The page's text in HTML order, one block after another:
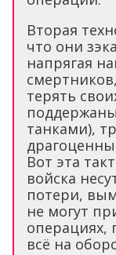
Вторая
что они
напрягая
терять
танками),
Вот эта
войска
потери,
не могут
операциях,
всё на